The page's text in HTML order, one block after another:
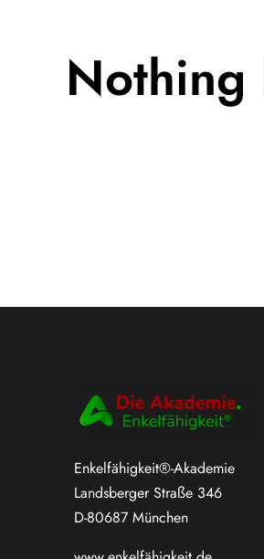
Nothing
Enkelfähigkeit®-Akademie
Landsberger Straße 346
D-80687 München